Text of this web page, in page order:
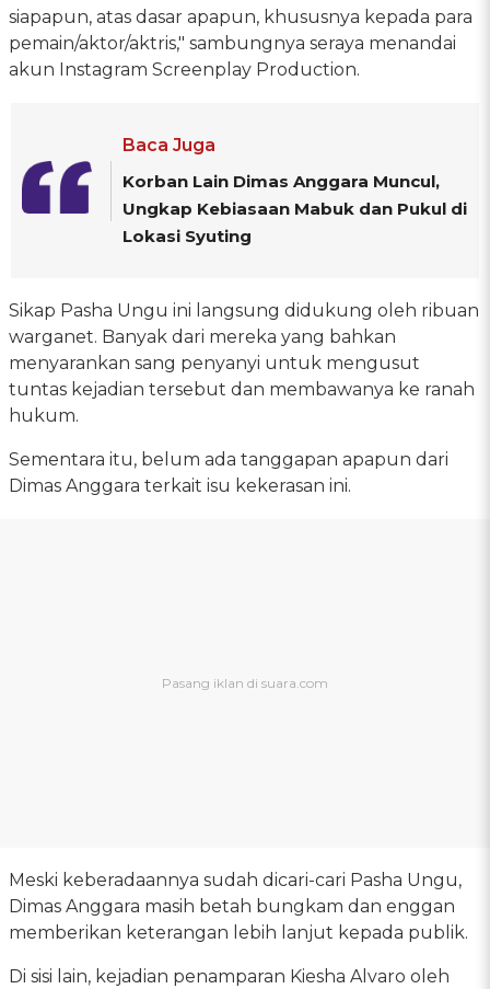
siapapun, atas dasar apapun, khususnya kepada para
pemain/aktor/aktris," sambungnya seraya menandai
akun Instagram Screenplay Production.
Baca Juga
Korban Lain Dimas Anggara Muncul,
Ungkap Kebiasaan Mabuk dan Pukul di
Lokasi Syuting
Sikap Pasha Ungu ini langsung didukung oleh ribuan
warganet. Banyak dari mereka yang bahkan
menyarankan sang penyanyi untuk mengusut
tuntas kejadian tersebut dan membawanya ke ranah
hukum.
Sementara itu, belum ada tanggapan apapun dari
Dimas Anggara terkait isu kekerasan ini.
Meski keberadaannya sudah dicari-cari Pasha Ungu,
Dimas Anggara masih betah bungkam dan enggan
memberikan keterangan lebih lanjut kepada publik.
Di sisi lain, kejadian penamparan Kiesha Alvaro oleh